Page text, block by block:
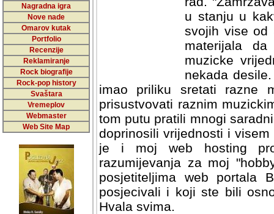
Nagradna igra
Nove nade
Omarov kutak
Portfolio
Recenzije
Reklamiranje
Rock biografije
Rock-pop history
Svaštara
Vremeplov
Webmaster
Web Site Map
u stanju u
svojih vise od
materijala
muzicke
nekada
imao priliku sretati razne
prisustvovati raznim
tom putu pratili mnogi
doprinosili vrijednosti i
je i moj web hosting
razumijevanja za moj
posjetiteljima web portala
posjecivali i koji ste bili
Hvala svima.